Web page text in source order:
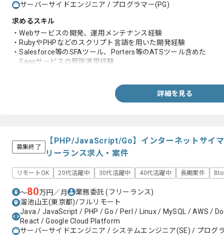
サーバーサイドエンジニア / プログラマー(PG)
求めるスキル
・Webサービスの開発、運用メンテナンス経験
・RubyやPHPなどのスクリプト言語を用いた開発経験
・Salesforce等のSFAツール、Porters等のATSツール含めた
Saasサービスの管理運用経験
詳細を見る
募集終了
【PHP/JavaScript/Go】インターネットサイ
リーランス求人・案件
リモートOK 20代活躍中 30代活躍中 40代活躍中 長期案件
〜80万円／月 業務委託(フリーランス)
溜池山王(東京都)/フルリモート
Java / JavaScript / PHP / Go / Perl / Linux / MySQL / AWS /
React / Google Cloud Platform
サーバーサイドエンジニア / システムエンジニア(SE) / プログ